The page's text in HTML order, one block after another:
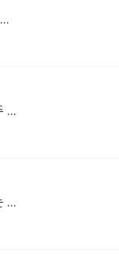
2026년 2월 1일 "온 천하 만물 우러러"
2026년 1월 25일 "내 구주 예수를 더욱 사랑"
2026년 1월 18일 "복 있는 사람"